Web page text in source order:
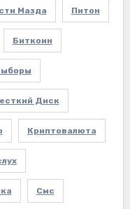
Мазда Питон
Биткоин
Диск
Криптовалюта
Смс